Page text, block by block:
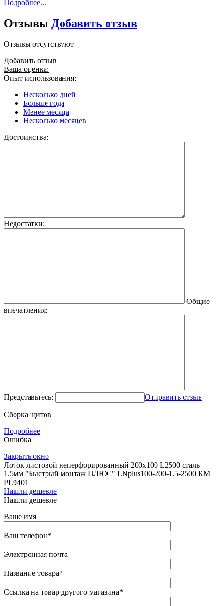
Подробнее...
Отзывы Добавить отзыв
Отзывы отсутствуют
Добавить отзыв
Ваша оценка:
Опыт использования:
Несколько дней
Больше года
Менее месяца
Несколько месяцев
Достоинства:
Недостатки:
Общие
впечатления:
Представьтесь: Отправить отзыв
Сборка щитов
Подробнее
Ошибка
Закрыть окно
Лоток листовой неперфорированный 200х100 L2500 сталь
1.5мм "Быстрый монтаж ПЛЮС" LNplus100-200-1.5-2500 КМ
PL9401
Нашли дешевле
Нашли дешевле
Ваше имя
Ваш телефон*
Электронная почта
Название товара*
Ссылка на товар другого магазина*